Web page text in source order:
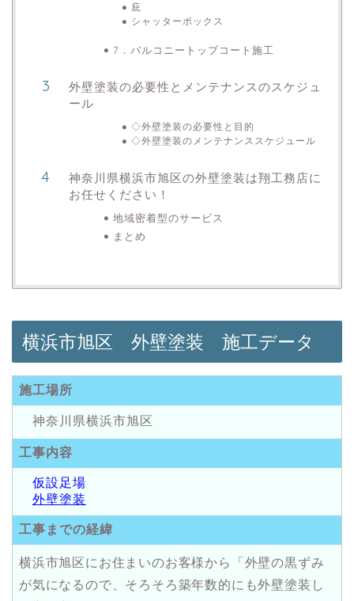
庇
シャッターボックス
7．バルコニートップコート施工
外壁塗装の必要性とメンテナンスのスケジュ
ール
◇外壁塗装の必要性と目的
◇外壁塗装のメンテナンススケジュール
神奈川県横浜市旭区の外壁塗装は翔工務店に
お任せください！
地域密着型のサービス
まとめ
横浜市旭区 外壁塗装 施工データ
施工場所
神奈川県横浜市旭区
工事内容
仮設足場
外壁塗装
工事までの経緯
横浜市旭区にお住まいのお客様から「外壁の黒ずみ
が気になるので、そろそろ築年数的にも外壁塗装し